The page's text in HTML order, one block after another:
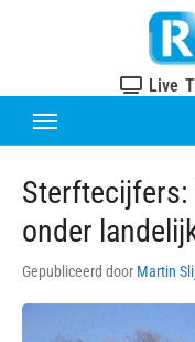
Live
Sterftecijfers:
onder
Gepubliceerd door Martin